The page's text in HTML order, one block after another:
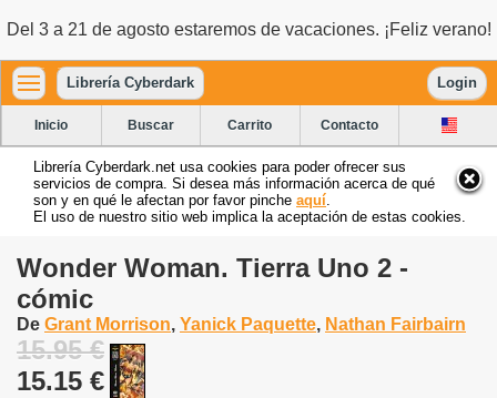
Del 3 a 21 de agosto estaremos de vacaciones. ¡Feliz verano!
Librería Cyberdark Login
Inicio Buscar Carrito Contacto
Librería Cyberdark.net usa cookies para poder ofrecer sus
servicios de compra. Si desea más información acerca de qué
son y en qué le afectan por favor pinche aquí
El uso de nuestro sitio web implica la aceptación de estas cookies.
Wonder Woman. Tierra Uno 2 -
cómic
De Grant Morrison, Yanick Paquette, Nathan Fairbairn
15.95 €
15.15 €